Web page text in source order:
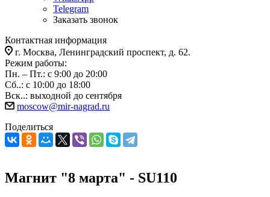
Telegram
Заказать звонок
Контактная информация
г. Москва, Ленинградский проспект, д. 62.
Режим работы:
Пн. – Пт.: с 9:00 до 20:00
Сб..: с 10:00 до 18:00
Вск..: выходной до сентября
moscow@mir-nagrad.ru
Поделиться
Магнит "8 марта" - SU110